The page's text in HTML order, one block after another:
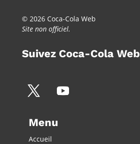
© 2026 Coca-Cola Web
Site non officiel.
Suivez Coca-Cola Web
Menu
Accueil